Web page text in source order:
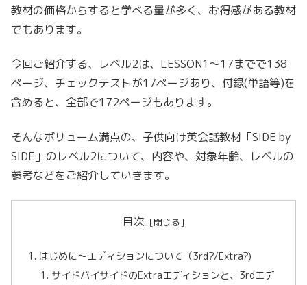
教材の価格からすると学べる量が多く、お得感がある教材
でもあります。
今回ご紹介する、レベル2は、LESSON1〜17までで138
ページ、チェックテストが17ページあり、付録(単語等)を
含めると、全部で172ページもあります。
そんなボリューム満点の、子供向け英会話教材「SIDE by
SIDE」のレベル2について、内容や、対象年齢、レベルの
参考などをご紹介していきます。
目次
はじめに〜エディションについて（3rd?/Extra?)
サイドバイサイドのExtraエディションと、3rdエデ